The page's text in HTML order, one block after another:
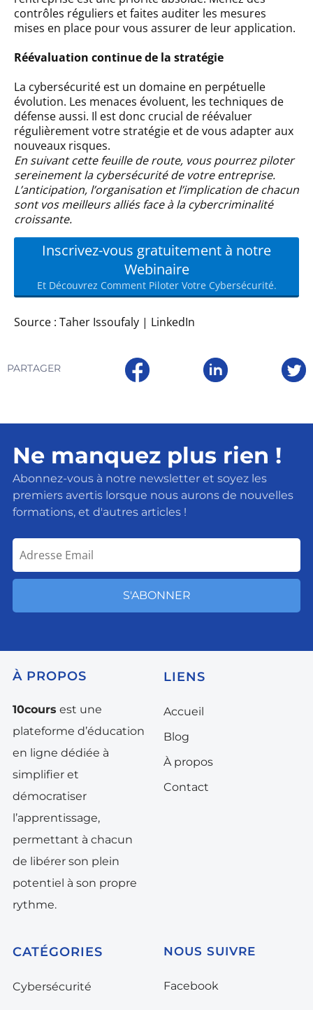
contrôles réguliers et faites auditer les mesures
mises en place pour vous assurer de leur application.
Réévaluation continue de la stratégie
La cybersécurité est un domaine en perpétuelle
évolution. Les menaces évoluent, les techniques de
défense aussi. Il est donc crucial de réévaluer
régulièrement votre stratégie et de vous adapter aux
nouveaux risques.
En suivant cette feuille de route, vous pourrez piloter
sereinement la cybersécurité de votre entreprise.
L’anticipation, l’organisation et l’implication de chacun
sont vos meilleurs alliés face à la cybercriminalité
croissante.
Inscrivez-vous gratuitement à notre
Webinaire
Et Découvrez Comment Piloter Votre Cybersécurité.
Source : Taher Issoufaly | LinkedIn
PARTAGER
Ne manquez plus rien !
Abonnez-vous à notre newsletter et soyez les
premiers avertis lorsque nous aurons de nouvelles
formations, et d'autres articles !
S'ABONNER
À PROPOS
10cours est une
plateforme d’éducation
en ligne dédiée à
simplifier et
démocratiser
l’apprentissage,
permettant à chacun
de libérer son plein
potentiel à son propre
rythme.
LIENS
Accueil
Blog
À propos
Contact
CATÉGORIES
Cybersécurité
NOUS SUIVRE
Facebook